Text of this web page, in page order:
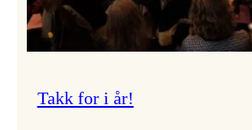
Takk for i år!